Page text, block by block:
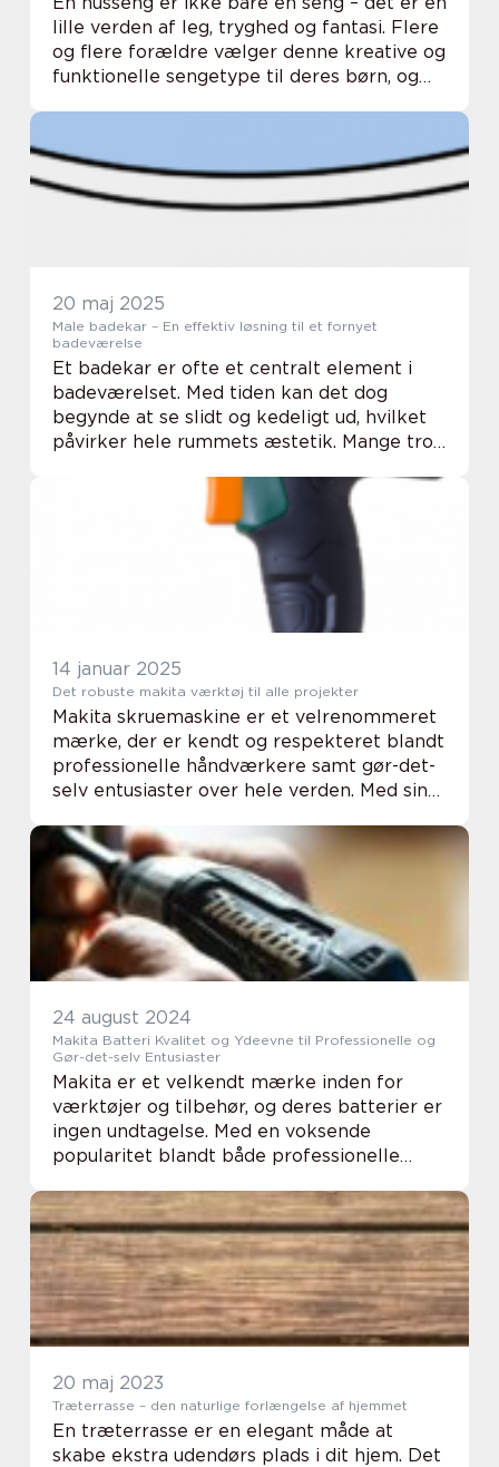
lille verden af leg, tryghed og fantasi. Flere
og flere forældre vælger denne kreative og
funktionelle sengetype til deres børn, og
20 maj 2025
Male badekar – En effektiv løsning til et fornyet
badeværelse
Et badekar er ofte et centralt element i
badeværelset. Med tiden kan det dog
begynde at se slidt og kedeligt ud, hvilket
påvirker hele rummets æstetik. Mange tror,
karret fuldstændig, me...
14 januar 2025
Det robuste makita værktøj til alle projekter
Makita skruemaskine er et velrenommeret
mærke, der er kendt og respekteret blandt
professionelle håndværkere samt gør-det-
selv entusiaster over hele verden. Med sin
bredde i produktudv...
24 august 2024
Makita Batteri Kvalitet og Ydeevne til Professionelle og
Gør-det-selv Entusiaster
Makita er et velkendt mærke inden for
værktøjer og tilbehør, og deres batterier er
ingen undtagelse. Med en voksende
popularitet blandt både professionelle
er...
20 maj 2023
Træterrasse – den naturlige forlængelse af hjemmet
En træterrasse er en elegant måde at
skabe ekstra udendørs plads i dit hjem. Det